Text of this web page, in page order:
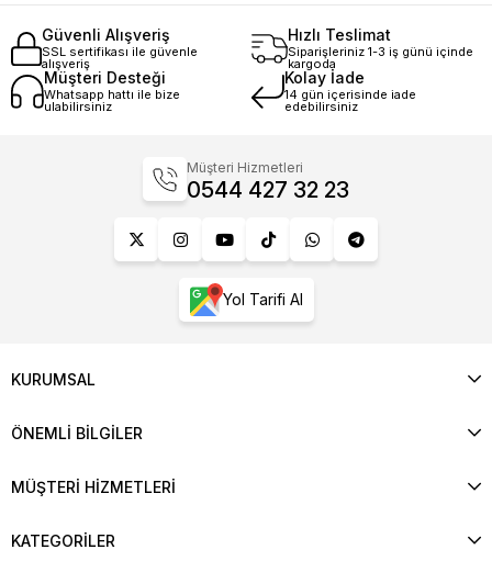
Güvenli Alışveriş
SSL sertifikası ile güvenle
alışveriş
Hızlı Teslimat
Siparişleriniz 1-3 iş günü içinde
kargoda
Müşteri Desteği
Whatsapp hattı ile bize
ulabilirsiniz
Kolay İade
14 gün içerisinde iade
edebilirsiniz
Müşteri Hizmetleri
0544 427 32 23
Yol Tarifi Al
KURUMSAL
ÖNEMLİ BİLGİLER
MÜŞTERİ HİZMETLERİ
KATEGORİLER